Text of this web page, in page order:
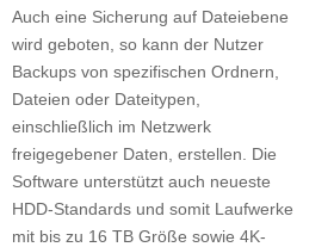
Auch eine Sicherung auf Dateiebene
wird geboten, so kann der Nutzer
Backups von spezifischen Ordnern,
Dateien oder Dateitypen,
einschließlich im Netzwerk
freigegebener Daten, erstellen. Die
Software unterstützt auch neueste
HDD-Standards und somit Laufwerke
mit bis zu 16 TB Größe sowie 4K-